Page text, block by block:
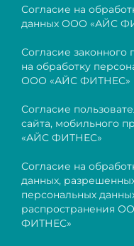
Согласие на
данных ООО «АЙС
Согласие законного
на обработку
ООО «АЙС ФИТНЕС»
Согласие
сайта, мобильного
«АЙС ФИТНЕС»
Согласие на
данных,
персональных
распространения
ФИТНЕС»